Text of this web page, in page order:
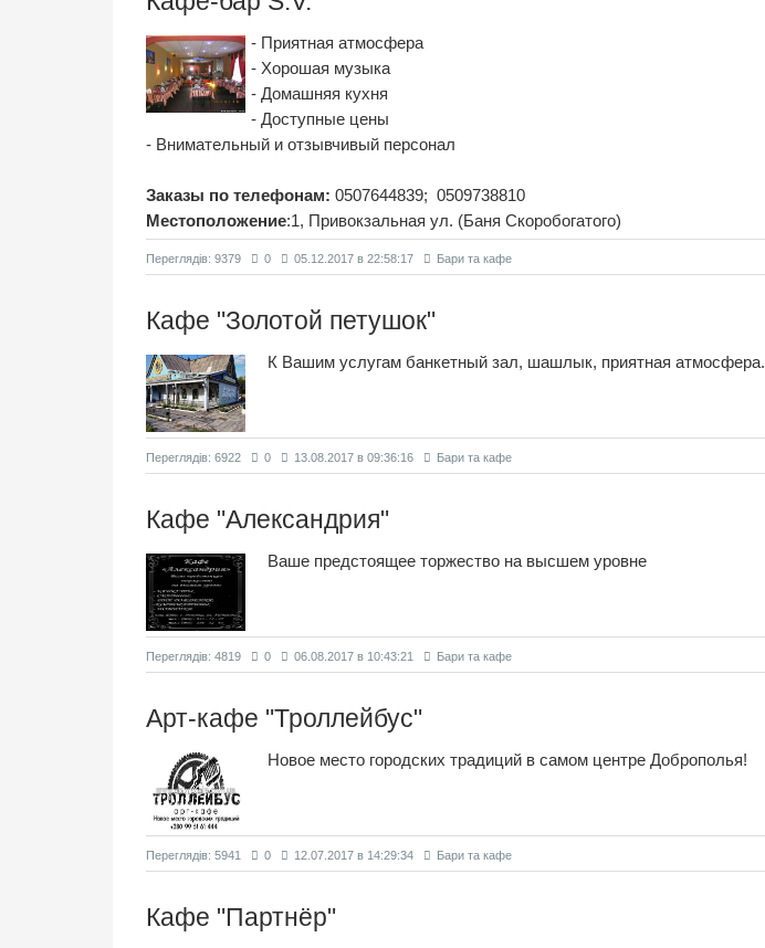
- Приятная атмосфера
- Хорошая музыка
- Домашняя кухня
- Доступные цены
- Внимательный и отзывчивый персонал
Заказы по телефонам: 0507644839; 0509738810
Местоположение:1, Привокзальная ул. (Баня Скоробогатого)
Переглядiв: 9379 0 05.12.2017 в 22:58:17 Бари та кафе
Кафе "Золотой петушок"
К Вашим услугам банкетный зал, шашлык, приятная атмосфера.
Переглядiв: 6922 0 13.08.2017 в 09:36:16 Бари та кафе
Кафе "Александрия"
Ваше предстоящее торжество на высшем уровне
Переглядiв: 4819 0 06.08.2017 в 10:43:21 Бари та кафе
Арт-кафе "Троллейбус"
Новое место городских традиций в самом центре Доброполья!
Переглядiв: 5941 0 12.07.2017 в 14:29:34 Бари та кафе
Кафе "Партнёр"